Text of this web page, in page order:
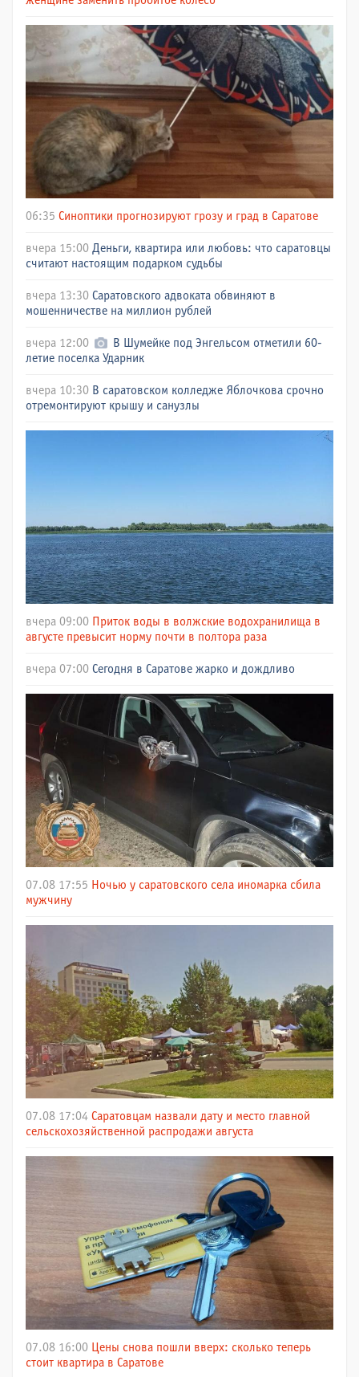
06:35 Синоптики прогнозируют грозу и град в Саратове
вчера 15:00 Деньги, квартира или любовь: что саратовцы
считают настоящим подарком судьбы
вчера 13:30 Саратовского адвоката обвиняют в
мошенничестве на миллион рублей
вчера 12:00
В Шумейке под Энгельсом отметили 60-
летие поселка Ударник
вчера 10:30 В саратовском колледже Яблочкова срочно
отремонтируют крышу и санузлы
вчера 09:00 Приток воды в волжские водохранилища в
августе превысит норму почти в полтора раза
вчера 07:00 Сегодня в Саратове жарко и дождливо
07.08 17:55 Ночью у саратовского села иномарка сбила
мужчину
07.08 17:04 Саратовцам назвали дату и место главной
сельскохозяйственной распродажи августа
07.08 16:00 Цены снова пошли вверх: сколько теперь
стоит квартира в Саратове